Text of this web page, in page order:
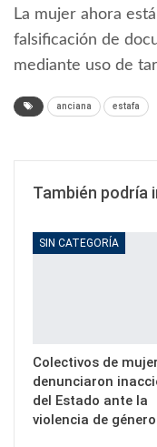
La mujer ahora
falsificación de
mediante uso de
anciana estafa
También podría
SIN CATEGORÍA
Colectivos de
denunciaron
del Estado ante la
violencia de